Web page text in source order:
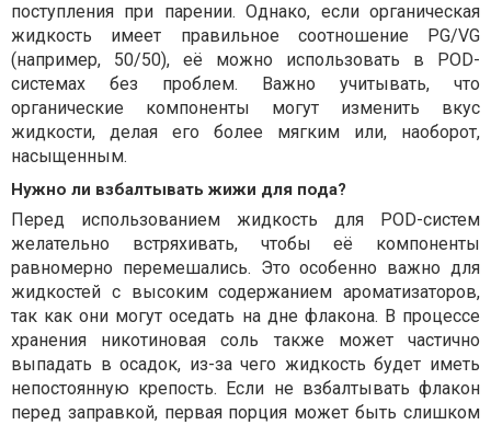
поступления при парении. Однако, если органическая
жидкость имеет правильное соотношение PG/VG
(например, 50/50), её можно использовать в POD-
системах без проблем. Важно учитывать, что
органические компоненты могут изменить вкус
жидкости, делая его более мягким или, наоборот,
насыщенным.
Нужно ли взбалтывать жижи для пода?
Перед использованием жидкость для POD-систем
желательно встряхивать, чтобы её компоненты
равномерно перемешались. Это особенно важно для
жидкостей с высоким содержанием ароматизаторов,
так как они могут оседать на дне флакона. В процессе
хранения никотиновая соль также может частично
выпадать в осадок, из-за чего жидкость будет иметь
непостоянную крепость. Если не взбалтывать флакон
перед заправкой, первая порция может быть слишком